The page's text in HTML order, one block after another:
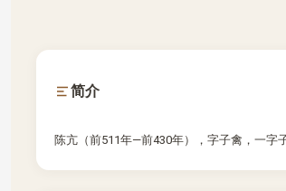
简介
陈亢（前511年—前430年），字子禽，一字